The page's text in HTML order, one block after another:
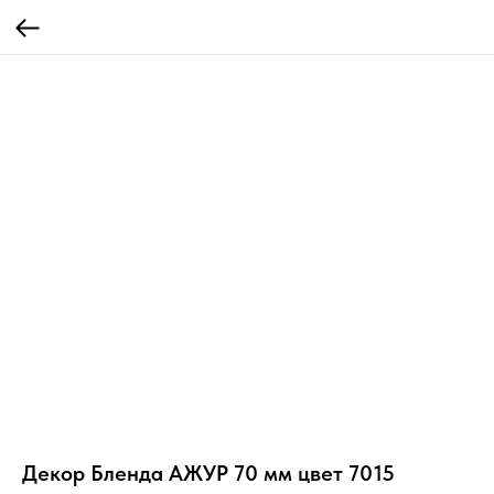
Декор Бленда АЖУР 70 мм цвет 7015